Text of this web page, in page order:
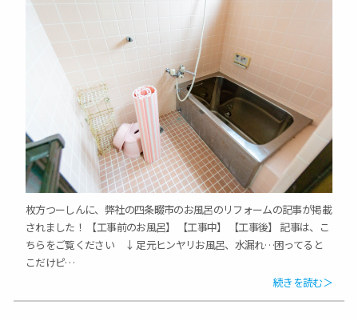
枚方つーしんに、弊社の四条畷市のお風呂のリフォームの記事が掲載
されました！ 【工事前のお風呂】 【工事中】 【工事後】 記事は、こ
ちらをご覧ください ↓ 足元ヒンヤリお風呂、水漏れ…困ってると
こだけピ…
続きを読む＞